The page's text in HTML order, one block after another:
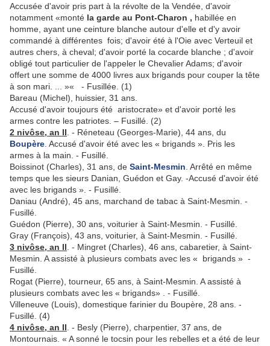
Accusée d'avoir pris part à la révolte de la Vendée, d'avoir
notamment «monté la garde au Pont-Charon , habillée en
homme, ayant une ceinture blanche autour d'elle et d'y avoir
commandé à différentes fois; d'avoir été à l'Oie avec Verteuil et
autres chers, à cheval; d'avoir porté la cocarde blanche ; d'avoir
obligé tout particu­lier de l'appeler le Chevalier Adams; d'avoir
offert une somme de 4000 livres aux brigands pour couper la tête
à son mari. ... »« - Fusillée. (1)
Bareau (Michel), huissier, 31 ans.
Accusé d'avoir toujours été aristocrate» et d'avoir porté les
armes contre les patriotes. – Fusillé. (2)
2 nivôse, an II . - Réneteau (Georges-Marie), 44 ans, du
Boupère . Accusé d'avoir été avec les « brigands ». Pris les
armes à la main. - Fusillé.
Boissinot (Charles), 31 ans, de Saint-Mesmin . Arrêté en même
temps que les sieurs Danian, Guédon et Gay. -Accusé d'avoir été
avec les brigands ». - Fusillé.
Daniau (André), 45 ans, marchand de tabac à Saint-Mes­min. -
Fusillé.
Guédon (Pierre), 30 ans, voiturier à Saint-Mesmin. - Fusillé.
Gray (François), 43 ans, voiturier, à Saint-Mesmin. - Fusillé.
3 nivôse, an II . - Mingret (Charles), 46 ans, cabaretier, à Saint-
Mesmin. A assisté à plusieurs combats avec les « brigands » -
Fusillé.
Rogat (Pierre), tourneur, 65 ans, à Saint-Mesmin. A assisté à
plusieurs combats avec les « brigands» . - Fusillé.
Villeneuve (Louis), domestique farinier du Boupère, 28 ans. -
Fusillé. (4)
4 nivôse, an II . - Besly (Pierre), charpentier, 37 ans, de
Montournais. « A sonné le tocsin pour Ies rebelles et a été de leur